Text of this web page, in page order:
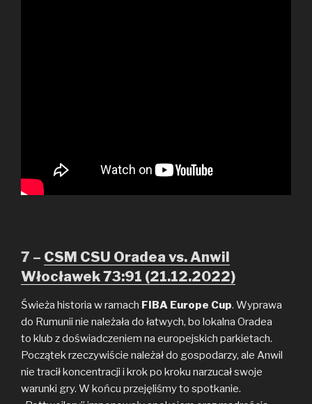
7 – CSM CSU Oradea vs. Anwil
Włocławek 73:91 (21.12.2022)
Świeża historia w ramach FIBA Europe Cup. Wyprawa
do Rumunii nie należała do łatwych, bo lokalna Oradea
to klub z doświadczeniem na europejskich parkietach.
Początek rzeczywiście należał do gospodarzy, ale Anwil
nie tracił koncentracji i krok po kroku narzucał swoje
warunki gry. W końcu przejęliśmy to spotkanie.